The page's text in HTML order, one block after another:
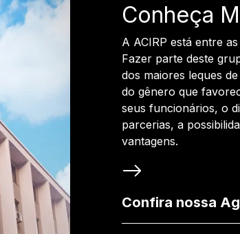
Conheça
A ACIRP está entre
Fazer parte deste
dos maiores leques
do gênero que
seus funcionários, o
parcerias, a
vantagens.
Confira nossa